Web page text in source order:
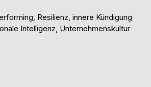
Resilienz, innere Kündigung
Intelligenz, Unternehmenskultur